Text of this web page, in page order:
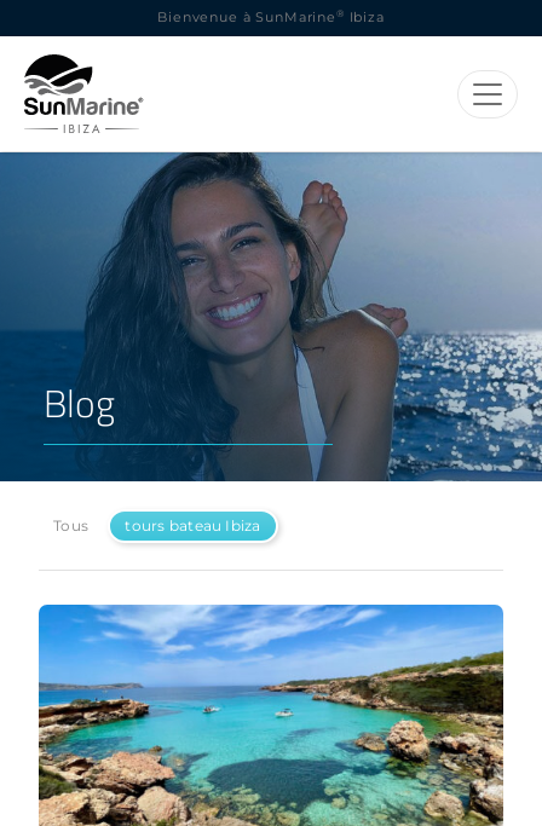
Bienvenue à SunMarine ® Ibiza
Blog
Tous tours bateau Ibiza